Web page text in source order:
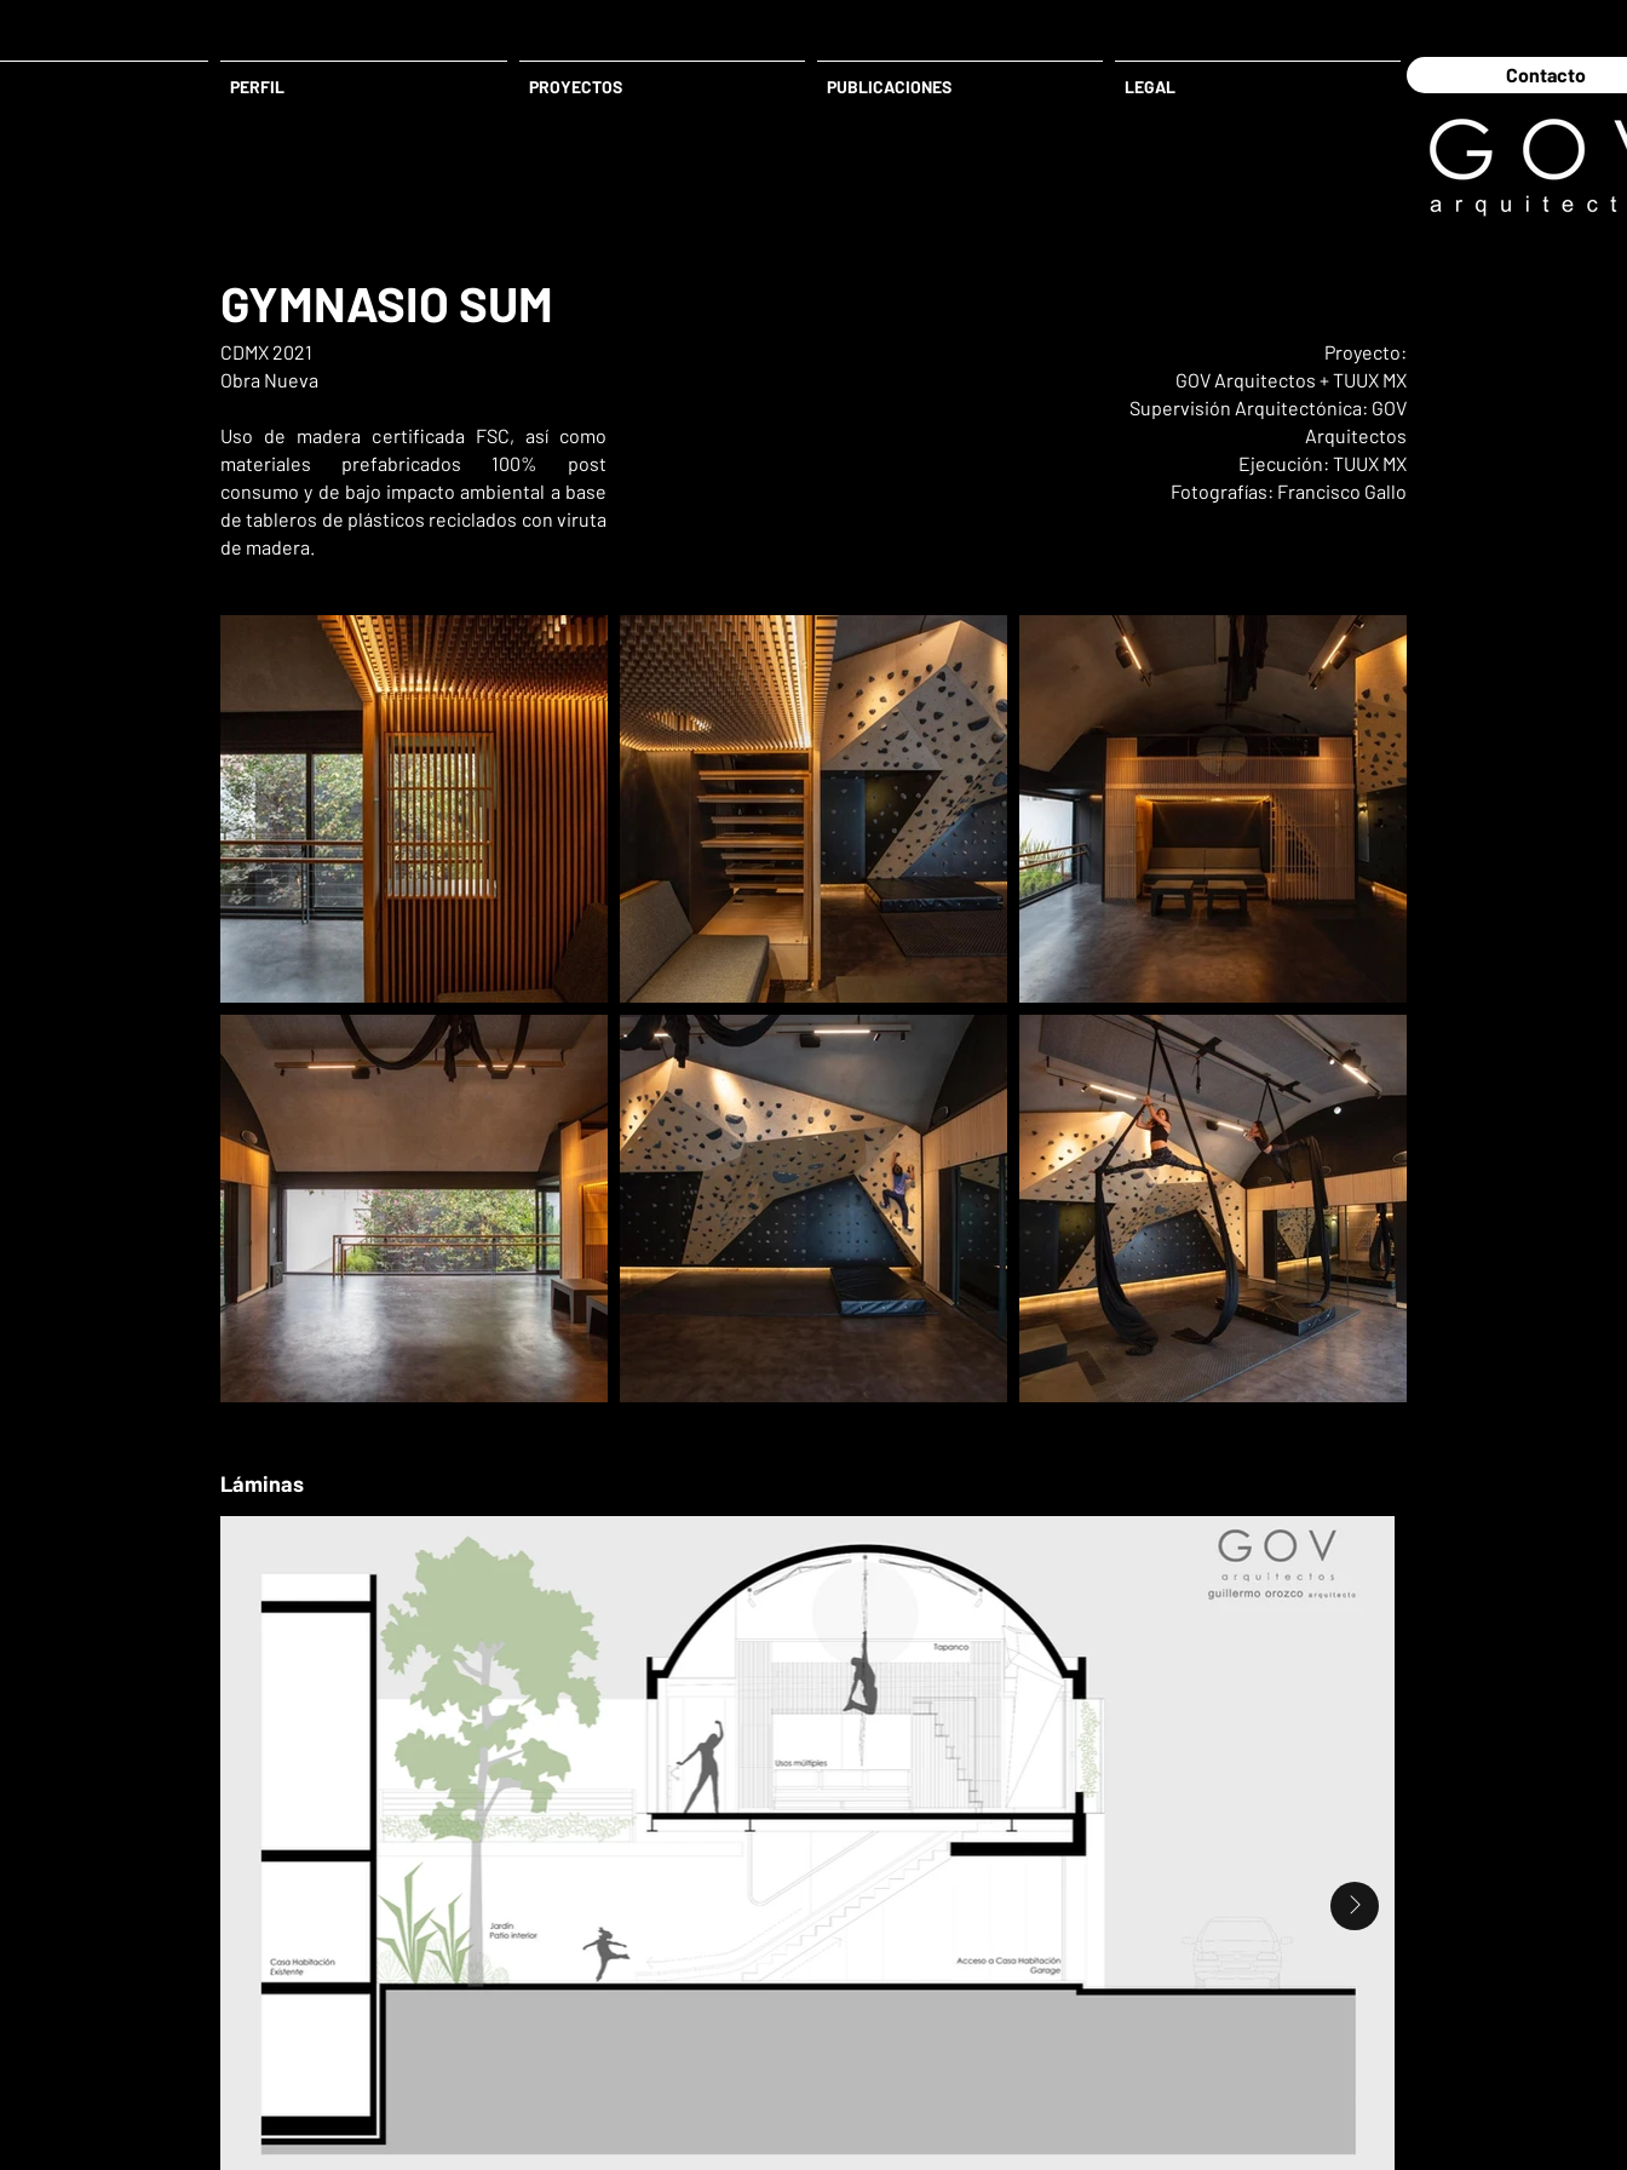
PERFIL PROYECTOS PUBLICACIONES LEGAL
Contacto
GYMNASIO SUM
CDMX 2021
Obra Nueva
Uso de madera certificada FSC, así como
materiales prefabricados 100% post
consumo y de bajo impacto ambiental a base
de tableros de plásticos reciclados con viruta
de madera.
Proyecto:
GOV Arquitectos + TUUX MX
Supervisión Arquitectónica: GOV
Arquitectos
Ejecución: TUUX MX
Fotografías: Francisco Gallo
Láminas